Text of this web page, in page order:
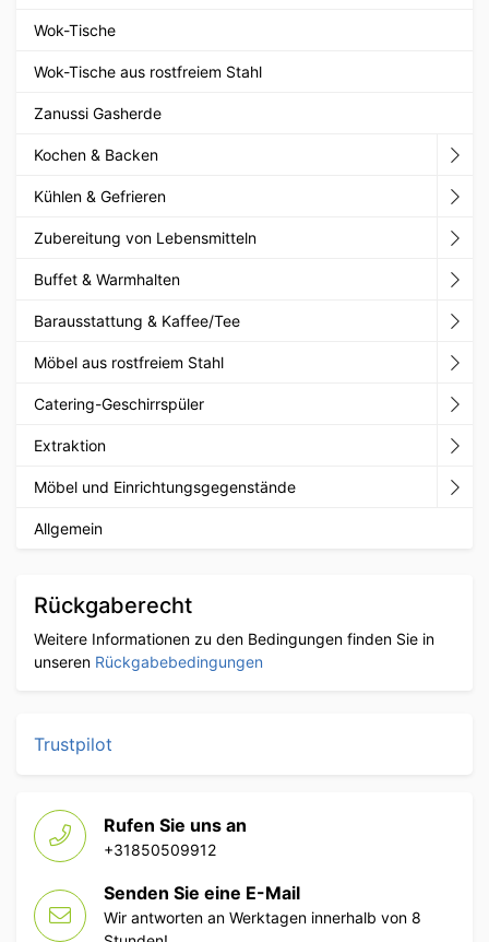
Wok-Tische
Wok-Tische aus rostfreiem Stahl
Zanussi Gasherde
Kochen & Backen
Kühlen & Gefrieren
Zubereitung von Lebensmitteln
Buffet & Warmhalten
Barausstattung & Kaffee/Tee
Möbel aus rostfreiem Stahl
Catering-Geschirrspüler
Extraktion
Möbel und Einrichtungsgegenstände
Allgemein
Rückgaberecht
Weitere Informationen zu den Bedingungen finden Sie in
unseren Rückgabebedingungen
Trustpilot
Rufen Sie uns an
+31850509912
Senden Sie eine E-Mail
Wir antworten an Werktagen innerhalb von 8